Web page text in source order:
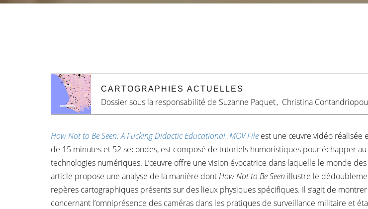
CARTOGRAPHIES ACTUELLES
Dossier sous la responsabilité de Suzanne Paquet, Christina
How Not to Be Seen: A Fucking Didactic Educational .MOV File est une œuvre vidéo réalisée
de 15 minutes et 52 secondes, est composé de tutoriels humoristiques pour échapper
technologies numériques. L’œuvre offre une vision évocatrice dans laquelle le monde
article propose une analyse de la manière dontHow Not to Be Seen illustre le
repères cartographiques présents sur des lieux physiques spécifiques. Il s’agit de
concernant l’omniprésence des caméras dans les pratiques de surveillance militaire et